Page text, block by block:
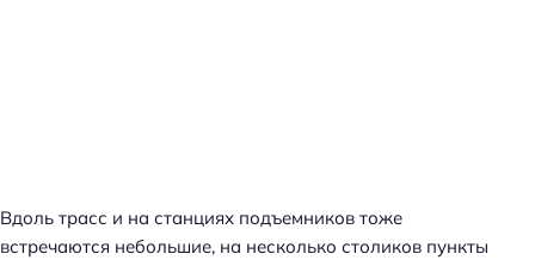
Вдоль трасс и на станциях подъемников тоже
встречаются небольшие, на несколько столиков пункты